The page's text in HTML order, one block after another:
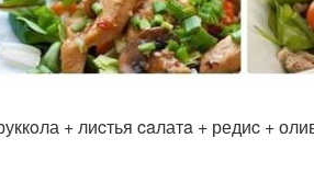
+ лиcтья caлатa + редиc +